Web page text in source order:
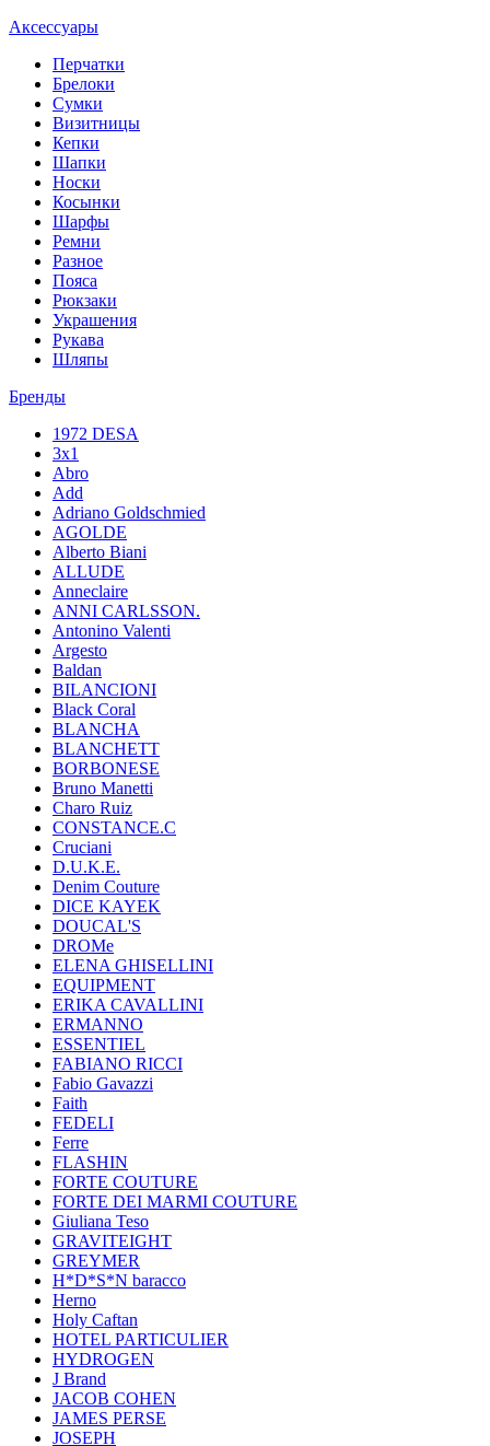
Аксессуары
Перчатки
Брелоки
Сумки
Визитницы
Кепки
Шапки
Носки
Косынки
Шарфы
Ремни
Разное
Пояса
Рюкзаки
Украшения
Рукава
Шляпы
Бренды
1972 DESA
3x1
Abro
Add
Adriano Goldschmied
AGOLDE
Alberto Biani
ALLUDE
Anneclaire
ANNI CARLSSON.
Antonino Valenti
Argesto
Baldan
BILANCIONI
Black Coral
BLANCHA
BLANCHETT
BORBONESE
Bruno Manetti
Charo Ruiz
CONSTANCE.C
Cruciani
D.U.K.E.
Denim Couture
DICE KAYEK
DOUCAL'S
DROMe
ELENA GHISELLINI
EQUIPMENT
ERIKA CAVALLINI
ERMANNO
ESSENTIEL
FABIANO RICCI
Fabio Gavazzi
Faith
FEDELI
Ferre
FLASHIN
FORTE COUTURE
FORTE DEI MARMI COUTURE
Giuliana Teso
GRAVITEIGHT
GREYMER
H*D*S*N baracco
Herno
Holy Caftan
HOTEL PARTICULIER
HYDROGEN
J Brand
JACOB COHEN
JAMES PERSE
JOSEPH